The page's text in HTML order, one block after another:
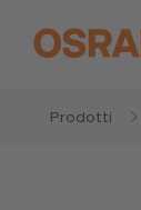
Prodotti